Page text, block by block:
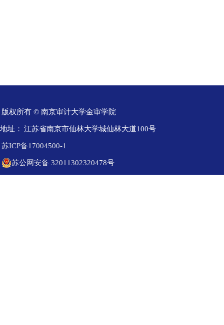
版权所有 © 南京审计大学金审学院
地址： 江苏省南京市仙林大学城仙林大道100号
苏ICP备17004500-1
苏公网安备 32011302320478号